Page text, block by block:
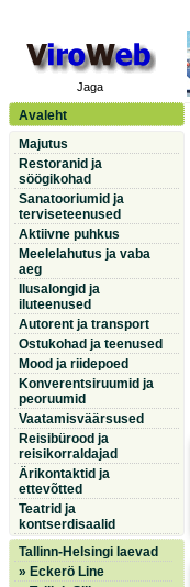
Jaga
Avaleht
Majutus
Restoranid ja
söögikohad
Sanatooriumid ja
terviseteenused
Aktiivne puhkus
Meelelahutus ja vaba
aeg
Ilusalongid ja
iluteenused
Autorent ja transport
Ostukohad ja teenused
Mood ja riidepoed
Konverentsiruumid ja
peoruumid
Vaatamisväärsused
Reisibürood ja
reisikorraldajad
Ärikontaktid ja
ettevõtted
Teatrid ja
kontserdisaalid
Tallinn-Helsingi laevad
» Eckerö Line